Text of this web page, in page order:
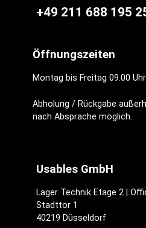
+49 211 688 195
Öffnungszeiten
Montag bis Freitag 09.00
Abholung / Rückgabe
nach Absprache möglich.
Usables GmbH
Lager Technik Etage 2 |
Stadttor 1
40219 Düsseldorf